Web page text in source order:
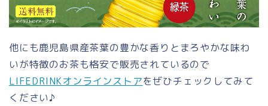
他にも鹿児島県産茶葉の豊かな香りとまろやかな味わ
いが特徴のお茶も格安で販売されているので
LIFEDRINKオンラインストアをぜひチェックしてみて
ください♪